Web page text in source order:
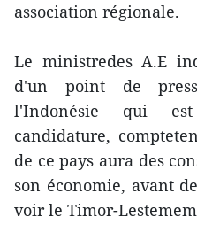
association régionale.
Le ministredes A.E
d'un point de
l'Indonésie qui
candidature,
de ce pays aura des
son économie, avant
voir le Timor-